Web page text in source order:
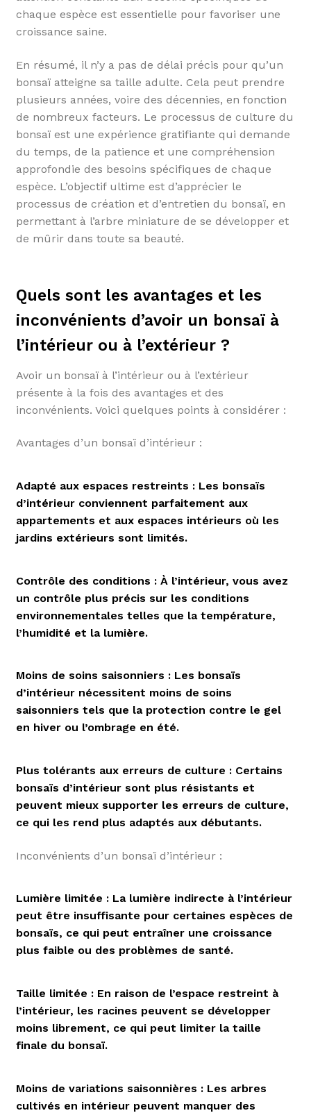
chaque espèce est essentielle pour favoriser une
croissance saine.
En résumé, il n’y a pas de délai précis pour qu’un
bonsaï atteigne sa taille adulte. Cela peut prendre
plusieurs années, voire des décennies, en fonction
de nombreux facteurs. Le processus de culture du
bonsaï est une expérience gratifiante qui demande
du temps, de la patience et une compréhension
approfondie des besoins spécifiques de chaque
espèce. L’objectif ultime est d’apprécier le
processus de création et d’entretien du bonsaï, en
permettant à l’arbre miniature de se développer et
de mûrir dans toute sa beauté.
Quels sont les avantages et les
inconvénients d’avoir un bonsaï à
l’intérieur ou à l’extérieur ?
Avoir un bonsaï à l’intérieur ou à l’extérieur
présente à la fois des avantages et des
inconvénients. Voici quelques points à considérer :
Avantages d’un bonsaï d’intérieur :
Adapté aux espaces restreints : Les bonsaïs
d’intérieur conviennent parfaitement aux
appartements et aux espaces intérieurs où les
jardins extérieurs sont limités.
Contrôle des conditions : À l’intérieur, vous avez
un contrôle plus précis sur les conditions
environnementales telles que la température,
l’humidité et la lumière.
Moins de soins saisonniers : Les bonsaïs
d’intérieur nécessitent moins de soins
saisonniers tels que la protection contre le gel
en hiver ou l’ombrage en été.
Plus tolérants aux erreurs de culture : Certains
bonsaïs d’intérieur sont plus résistants et
peuvent mieux supporter les erreurs de culture,
ce qui les rend plus adaptés aux débutants.
Inconvénients d’un bonsaï d’intérieur :
Lumière limitée : La lumière indirecte à l’intérieur
peut être insuffisante pour certaines espèces de
bonsaïs, ce qui peut entraîner une croissance
plus faible ou des problèmes de santé.
Taille limitée : En raison de l’espace restreint à
l’intérieur, les racines peuvent se développer
moins librement, ce qui peut limiter la taille
finale du bonsaï.
Moins de variations saisonnières : Les arbres
cultivés en intérieur peuvent manquer des